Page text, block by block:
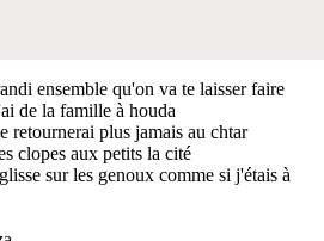
ensemble qu'on va te laisser faire
de la famille à houda
retournerai plus jamais au chtar
clopes aux petits la cité
sur les genoux comme si j'étais à